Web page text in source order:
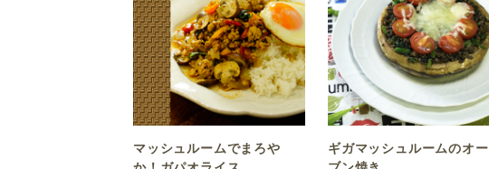
マッシュルームでまろや
ギガマッシュルームのオー